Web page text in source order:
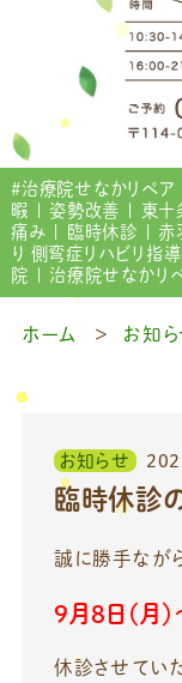
#治療院せなかリペ
暇 | 姿勢改善 | 東
痛み | 臨時休診 | 赤
り 側弯症リハビリ
院 | 治療院せなかリ
ホーム お知ら
お知らせ
臨時休診
誠に勝手ながら
9月8日(月)
休診させてい